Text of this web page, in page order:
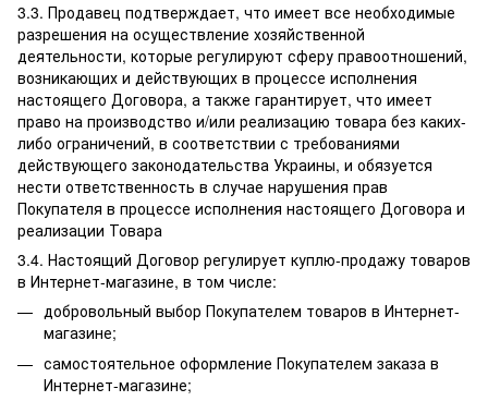
3.3. Продавец подтверждает, что имеет все необходимые
разрешения на осуществление хозяйственной
деятельности, которые регулируют сферу правоотношений,
возникающих и действующих в процессе исполнения
настоящего Договора, а также гарантирует, что имеет
право на производство и/или реализацию товара без каких-
либо ограничений, в соответствии с требованиями
действующего законодательства Украины, и обязуется
нести ответственность в случае нарушения прав
Покупателя в процессе исполнения настоящего Договора и
реализации Товара
3.4. Настоящий Договор регулирует куплю-продажу товаров
в Интернет-магазине, в том числе:
добровольный выбор Покупателем товаров в Интернет-
магазине;
самостоятельное оформление Покупателем заказа в
Интернет-магазине;